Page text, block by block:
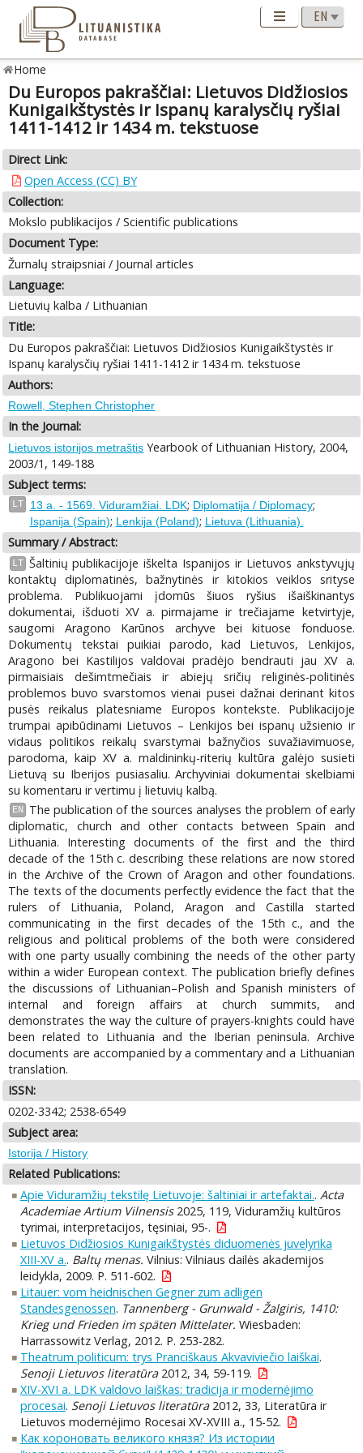
Home
Du Europos pakraščiai: Lietuvos Didžiosios
Kunigaikštystės ir Ispanų karalysčių ryšiai
1411-1412 ir 1434 m. tekstuose
Direct Link:
Open Access (CC) BY
Collection:
Mokslo publikacijos / Scientific publications
Document Type:
Žurnalų straipsniai / Journal articles
Language:
Lietuvių kalba / Lithuanian
Title:
Du Europos pakraščiai: Lietuvos Didžiosios Kunigaikštystės ir
Ispanų karalysčių ryšiai 1411-1412 ir 1434 m. tekstuose
Authors:
Rowell, Stephen Christopher
In the Journal:
Lietuvos istorijos metraštis Yearbook of Lithuanian History, 2004,
2003/1, 149-188
Subject terms:
LT 13 a. - 1569. Viduramžiai. LDK; Diplomatija / Diplomacy;
Ispanija (Spain); Lenkija (Poland); Lietuva (Lithuania).
Summary / Abstract:
LT Šaltinių publikacijoje iškelta Ispanijos ir Lietuvos ankstyvųjų
kontaktų diplomatinės, bažnytinės ir kitokios veiklos srityse
problema. Publikuojami įdomūs šiuos ryšius išaiškinantys
dokumentai, išduoti XV a. pirmajame ir trečiajame ketvirtyje,
saugomi Aragono Karūnos archyve bei kituose fonduose.
Dokumentų tekstai puikiai parodo, kad Lietuvos, Lenkijos,
Aragono bei Kastilijos valdovai pradėjo bendrauti jau XV a.
pirmaisiais dešimtmečiais ir abiejų sričių religinės-politinės
problemos buvo svarstomos vienai pusei dažnai derinant kitos
pusės reikalus platesniame Europos kontekste. Publikacijoje
trumpai apibūdinami Lietuvos – Lenkijos bei ispanų užsienio ir
vidaus politikos reikalų svarstymai bažnyčios suvažiavimuose,
parodoma, kaip XV a. maldininkų-riterių kultūra galėjo susieti
Lietuvą su Iberijos pusiasaliu. Archyviniai dokumentai skelbiami
su komentaru ir vertimu į lietuvių kalbą.
EN
The publication of the sources analyses the problem of early
diplomatic, church and other contacts between Spain and
Lithuania. Interesting documents of the first and the third
decade of the 15th c. describing these relations are now stored
in the Archive of the Crown of Aragon and other foundations.
The texts of the documents perfectly evidence the fact that the
rulers of Lithuania, Poland, Aragon and Castilla started
communicating in the first decades of the 15th c., and the
religious and political problems of the both were considered
with one party usually combining the needs of the other party
within a wider European context. The publication briefly defines
the discussions of Lithuanian–Polish and Spanish ministers of
internal and foreign affairs at church summits, and
demonstrates the way the culture of prayers-knights could have
been related to Lithuania and the Iberian peninsula. Archive
documents are accompanied by a commentary and a Lithuanian
translation.
ISSN:
0202-3342; 2538-6549
Subject area:
Istorija / History
Related Publications:
Apie Viduramžių tekstilę Lietuvoje: šaltiniai ir artefaktai.. Acta
Academiae Artium Vilnensis2025, 119, Viduramžių kultūros
tyrimai, interpretacijos, tęsiniai, 95-.
Lietuvos Didžiosios Kunigaikštystės diduomenės juvelyrika
XIII-XV a.. Baltų menas. Vilnius: Vilniaus dailės akademijos
leidykla, 2009. P. 511-602.
Litauer: vom heidnischen Gegner zum adligen
Standesgenossen. Tannenberg - Grunwald - Žalgiris, 1410:
Krieg und Frieden im späten Mittelater. Wiesbaden:
Harrassowitz Verlag, 2012. P. 253-282.
Theatrum politicum: trys Pranciškaus Akvaviviečio laiškai.
Senoji Lietuvos literatūra2012, 34, 59-119.
XIV-XVI a. LDK valdovo laiškas: tradicija ir modernėjimo
procesai. Senoji Lietuvos literatūra2012, 33, Literatūra ir
Lietuvos modernėjimo Rocesai XV-XVIII a., 15-52.
Как короновать великого князя? Из истории